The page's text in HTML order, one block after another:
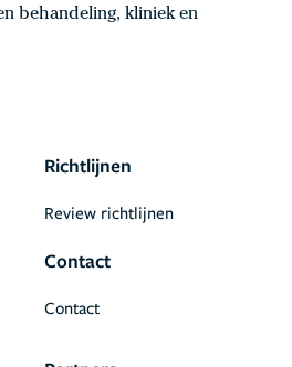
behandeling, kliniek en
Richtlijnen
Review richtlijnen
Contact
Contact